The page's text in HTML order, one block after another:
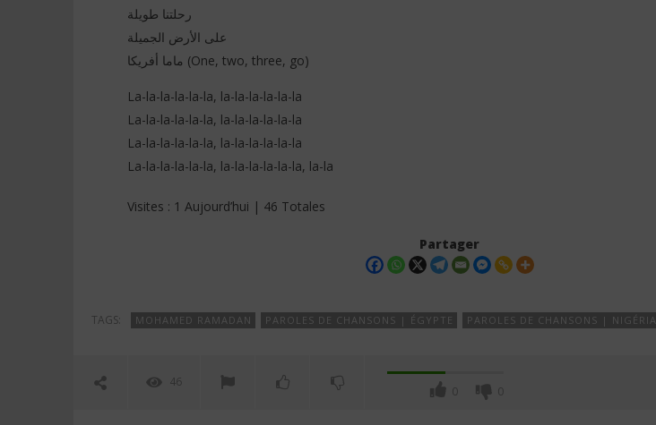
رحلتنا طويلة
على الأرض الجميلة
ماما أفريكا (One, two, three, go)
La-la-la-la-la-la, la-la-la-la-la-la
La-la-la-la-la-la, la-la-la-la-la-la
La-la-la-la-la-la, la-la-la-la-la-la
La-la-la-la-la-la, la-la-la-la-la-la, la-la
Visites : 1 Aujourd’hui | 46 Totales
Partager
TAGS: MOHAMED RAMADAN PAROLES DE CHANSONS | ÉGYPTE PAROLES DE CHANSONS | NIGÉRIA
46
0 0